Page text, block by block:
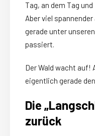
Tag, an dem Tag
Aber viel
gerade unter
passiert.
Der Wald wacht auf!
eigentlich gerade
Die
zurück